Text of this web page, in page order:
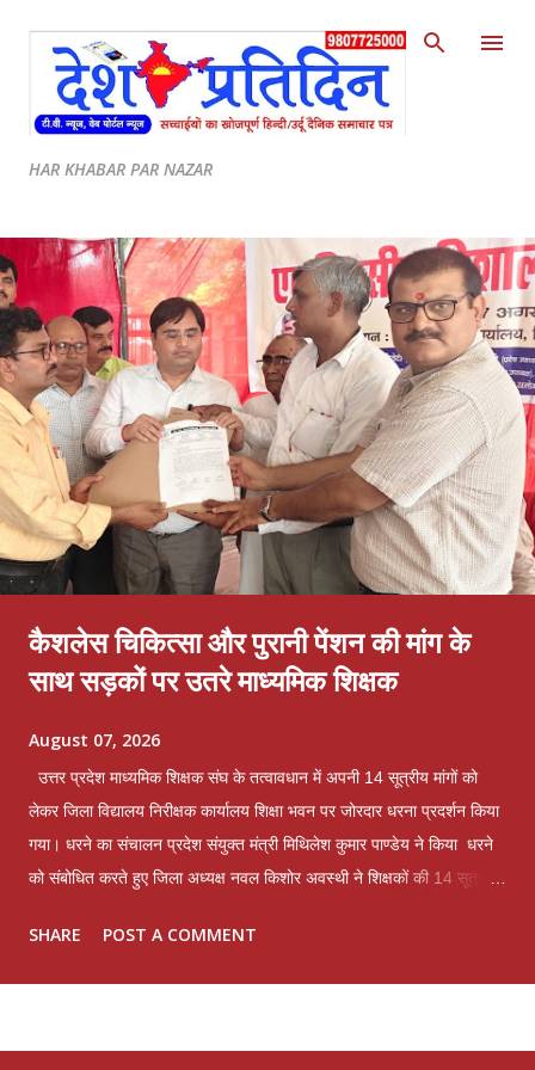
Skip to main content
HAR KHABAR PAR NAZAR
कैशलेस चिकित्सा और पुरानी पेंशन की मांग के
साथ सड़कों पर उतरे माध्यमिक शिक्षक
August 07, 2026
उत्तर प्रदेश माध्यमिक शिक्षक संघ के तत्वावधान में अपनी 14 सूत्रीय मांगों को
लेकर जिला विद्यालय निरीक्षक कार्यालय शिक्षा भवन पर जोरदार धरना प्रदर्शन किया
गया। धरने का संचालन प्रदेश संयुक्त मंत्री मिथिलेश कुमार पाण्डेय ने किया धरने
को संबोधित करते हुए जिला अध्यक्ष नवल किशोर अवस्थी ने शिक्षकों की 14 सूत्रीय
संरक्षक भगवान शंकर त्रिवेदी ने कहा कि लखनऊ मांटेसरी इंटर कॉलेज में व्यक्तिगत
SHARE POST A COMMENT